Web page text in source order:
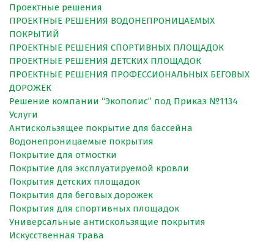
Проектные решения
ПРОЕКТНЫЕ РЕШЕНИЯ ВОДОНЕПРОНИЦАЕМЫХ
ПОКРЫТИЙ
ПРОЕКТНЫЕ РЕШЕНИЯ СПОРТИВНЫХ ПЛОЩАДОК
ПРОЕКТНЫЕ РЕШЕНИЯ ДЕТСКИХ ПЛОЩАДОК
ПРОЕКТНЫЕ РЕШЕНИЯ ПРОФЕССИОНАЛЬНЫХ БЕГОВЫХ
ДОРОЖЕК
Решение компании “Экополис” под Приказ №1134
Услуги
Антискользящее покрытие для бассейна
Водонепроницаемые покрытия
Покрытие для отмостки
Покрытие для эксплуатируемой кровли
Покрытия детских площадок
Покрытия для беговых дорожек
Покрытия для спортивных площадок
Универсальные антискользящие покрытия
Искусственная трава